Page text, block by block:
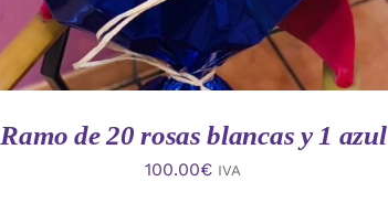
Ramo de 20 rosas blancas y 1 azul
100.00€ IVA